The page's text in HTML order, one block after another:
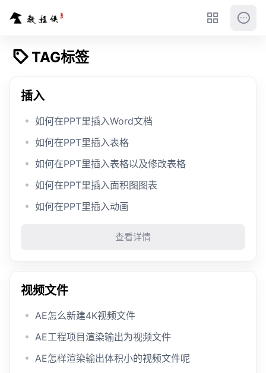
TAG标签
插入
如何在PPT里插入Word文档
如何在PPT里插入表格
如何在PPT里插入表格以及修改表格
如何在PPT里插入面积图图表
如何在PPT里插入动画
查看详情
视频文件
AE怎么新建4K视频文件
AE工程项目渲染输出为视频文件
AE怎样渲染输出体积小的视频文件呢